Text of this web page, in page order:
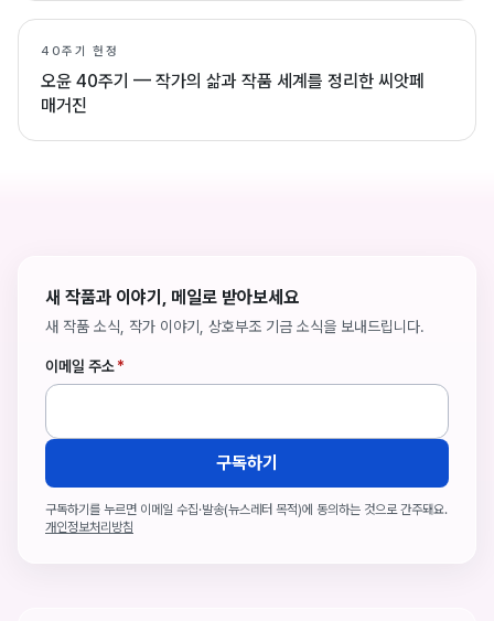
40주기 헌정
오윤 40주기 — 작가의 삶과 작품 세계를 정리한 씨앗페
매거진
새 작품과 이야기, 메일로 받아보세요
새 작품 소식, 작가 이야기, 상호부조 기금 소식을 보내드립니다.
이메일 주소*
구독하기
구독하기를 누르면 이메일 수집·발송(뉴스레터 목적)에 동의하는 것으로 간주돼요.
개인정보처리방침